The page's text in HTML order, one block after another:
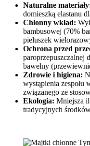
Naturalne
domieszką elastanu
Chłonny wkład:
bambusowej (70%
pieluszek
Ochrona przed
paroprzepuszczalnej
bawełny
Zdrowie i higiena:
wystąpienia zespołu
związanego ze
Ekologia: Mniejsza
tradycyjnych